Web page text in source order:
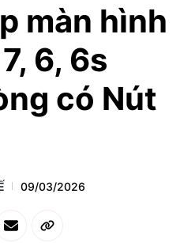
màn hình
6, 6s
có Nút
09/03/2026